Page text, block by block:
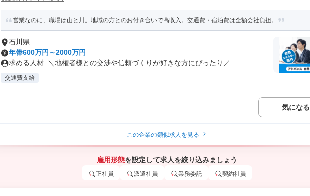
営業なのに、職場は山と川。地域の方とのお付き合いで高収入。交通費・宿泊費は全額会社負担。
石川県
年俸600万円～2000万円
求める人材: ＼地権者様との交渉や信頼づくりが好きな方にぴったり／ ...
交通費支給
気になる
この企業の類似求人を見る
雇用形態を設定して求人を絞り込みましょう
正社員 派遣社員 業務委託 契約社員